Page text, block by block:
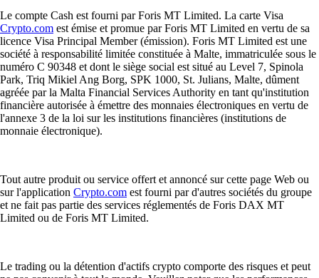
Le compte Cash est fourni par Foris MT Limited. La carte Visa
Crypto.com est émise et promue par Foris MT Limited en vertu de sa
licence Visa Principal Member (émission). Foris MT Limited est une
société à responsabilité limitée constituée à Malte, immatriculée sous le
numéro C 90348 et dont le siège social est situé au Level 7, Spinola
Park, Triq Mikiel Ang Borg, SPK 1000, St. Julians, Malte, dûment
agréée par la Malta Financial Services Authority en tant qu'institution
financière autorisée à émettre des monnaies électroniques en vertu de
l'annexe 3 de la loi sur les institutions financières (institutions de
monnaie électronique).
Tout autre produit ou service offert et annoncé sur cette page Web ou
sur l'application Crypto.com est fourni par d'autres sociétés du groupe
et ne fait pas partie des services réglementés de Foris DAX MT
Limited ou de Foris MT Limited.
Le trading ou la détention d'actifs crypto comporte des risques et peut